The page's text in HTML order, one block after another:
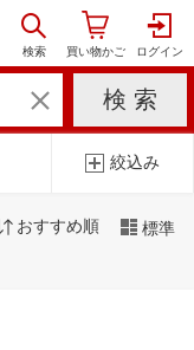
絞込み
おすすめ順 標準